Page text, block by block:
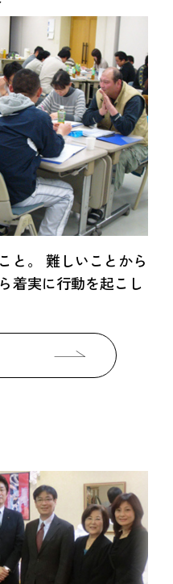
と。 難しいことから
着実に行動を起こし